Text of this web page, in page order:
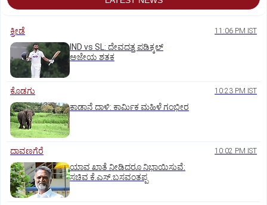
ಕ್ರೀಡೆ 11:06 PM IST
IND vs SL: ದೇವದತ್ತ ಪಡಿಕ್ಕಲ್‌
ಅಜೇಯ ಶತಕ
ಕೊಡಗು 10:23 PM IST
ಕಾಡಾನೆ ದಾಳಿ: ಕಾರ್ಮಿಕ ಮಹಿಳೆ ಗಂಭೀರ
ದಾವಣಗೆರೆ 10:02 PM IST
ಯಾವ ಖಾತೆ ನೀಡಿದರೂ ನಿಭಾಯಿಸುವೆ:
ಸಚಿವ ಕೆ.ಎಸ್.ಬಸವಂತಪ್ಪ